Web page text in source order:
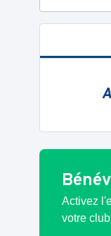
Activez
votre club